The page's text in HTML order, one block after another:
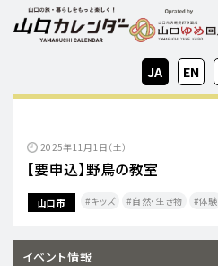
EN
JA
2025年11月1日（土）
【要申込】野鳥の教室
山口市 キッズ 自然・生き物 体験
イベント情報